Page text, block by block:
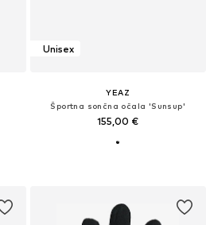
Unisex
YEAZ
Športna sončna očala 'Sunsup'
155,00 €